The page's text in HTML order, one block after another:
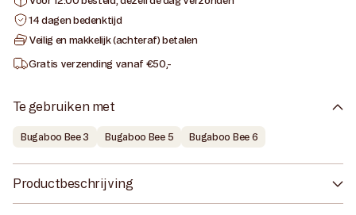
14 dagen bedenktijd
Veilig en makkelijk (achteraf) betalen
Gratis verzending vanaf €50,-
Te gebruiken met
Bugaboo Bee 3 Bugaboo Bee 5 Bugaboo Bee 6
Productbeschrijving